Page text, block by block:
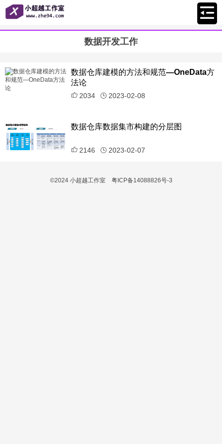
数据开发工作
数据仓库建模的方法和规范—OneData方
法论
2034 2023-02-08
数据仓库数据集市构建的分层图
2146 2023-02-07
©2024 小超越工作室 粤ICP备14088826号-3